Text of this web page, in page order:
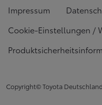
Impressum
Cookie-Einstellungen /
Copyright© Toyota